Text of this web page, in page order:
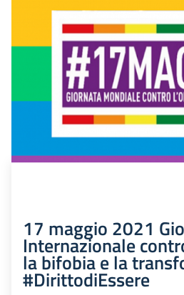
17 maggio 2021
Internazionale
la bifobia e la
#DirittodiEssere